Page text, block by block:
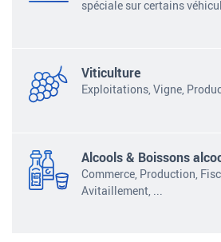
spéciale sur certains
Viticulture
Exploitations, Vigne,
Alcools & Boissons
Commerce, Production,
Avitaillement,